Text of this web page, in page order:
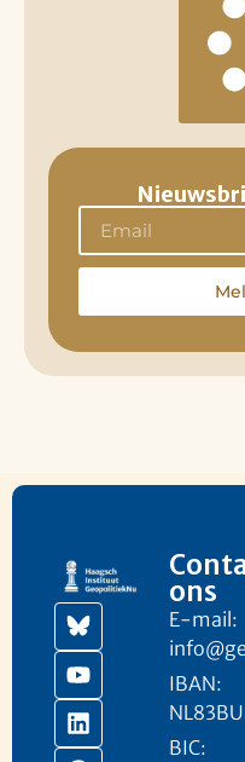
ons
E-mail:
IBAN:
BIC: